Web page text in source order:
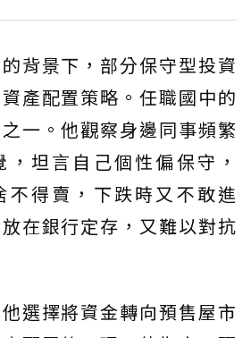
背景下，部分保守型投資
產配置策略。任職國中的
一。他觀察身邊同事頻繁
坦言自己個性偏保守，
不得賣，下跌時又不敢進
在銀行定存，又難以對抗
選擇將資金轉向預售屋市